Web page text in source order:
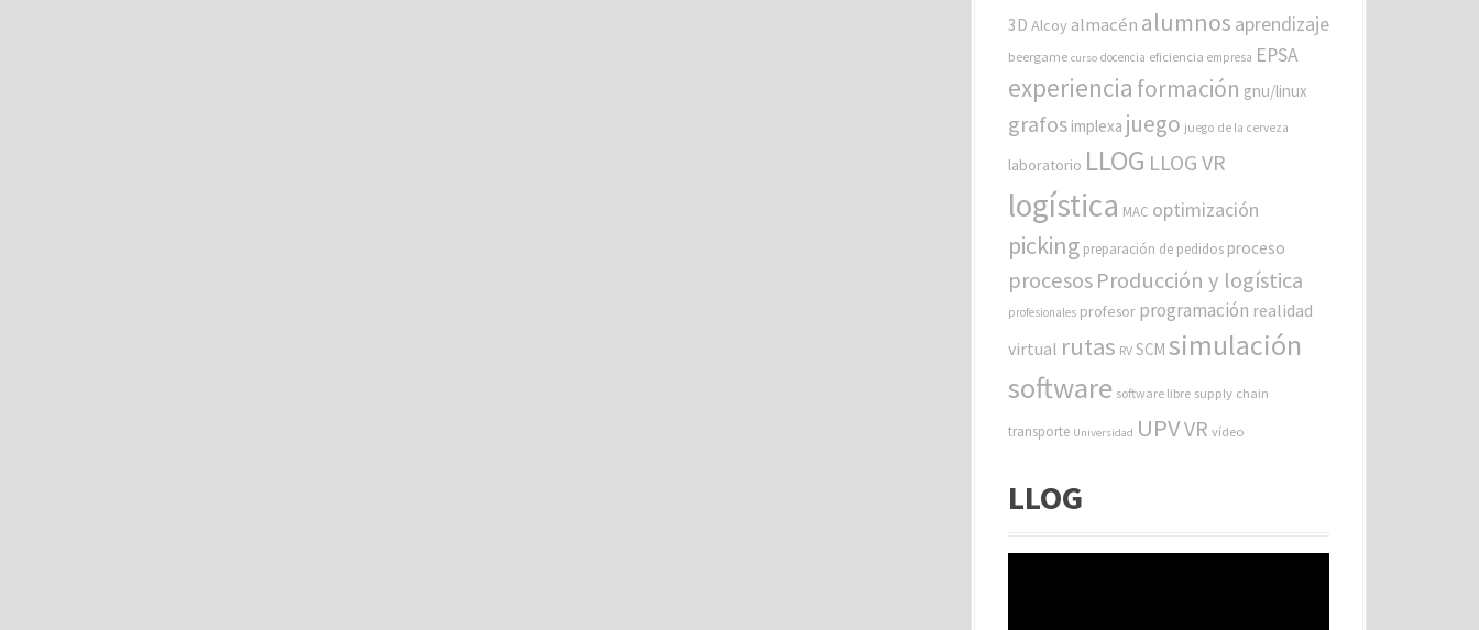
r
s
3D Alcoy almacén alumnos aprendizaje
beergame curso docencia eficiencia empresa EPSA
experiencia formación gnu/linux
grafos implexa juego juego de la cerveza
laboratorio LLOG LLOG VR
logística MAC optimización
picking preparación de pedidos proceso
procesosProducción y logística
profesionales profesor programación realidad
virtual rutas RV SCM simulación
software software libre supply chain
transporte Universidad UPVVR vídeo
LLOG